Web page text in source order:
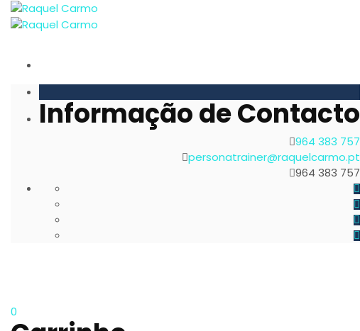
Informação de Contacto
964 383 757
personatrainer@raquelcarmo.pt
964 383 757
0